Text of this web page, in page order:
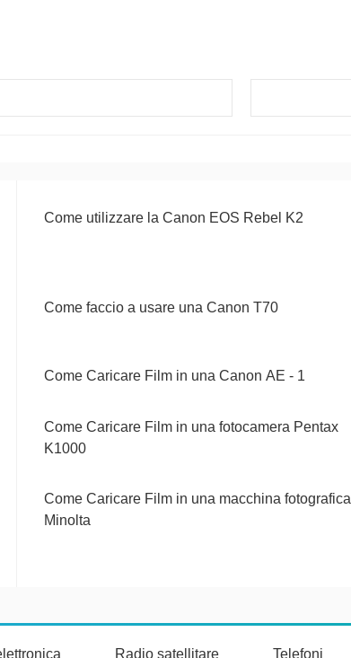
Come utilizzare la Canon EOS Rebel K2
Come faccio a usare una Canon T70
Come Caricare Film in una Canon AE - 1
Come Caricare Film in una fotocamera Pentax
K1000
Come Caricare Film in una macchina fotografica
Minolta
Radio satellitare Telefoni